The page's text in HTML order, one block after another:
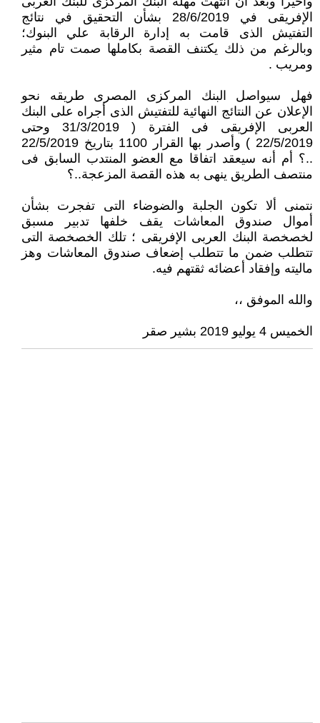
الإفريقى في 28/6/2019 بشأن التحقيق في نتائج
التفتيش الذى قامت به إدارة الرقابة علي البنوك؛
وبالرغم من ذلك يكتنف القصة بكاملها صمت تام مثير
ومريب .
فهل سيواصل البنك المركزى المصرى طريقه نحو
الإعلان عن النتائج النهائية للتفتيش الذى أجراه على البنك
العربى الإفريقى فى الفترة ( 31/3/2019 وحتى
22/5/2019 ) وأصدر بها القرار 1100 بتاريخ 22/5/2019
..؟ أم أنه سيعقد اتفاقا مع العضو المنتدب السابق فى
منتصف الطريق ينهى به هذه القصة المزعجة..؟
نتمنى ألا تكون الجلبة والضوضاء التى تفجرت بشأن
أموال صندوق المعاشات يقف خلفها تدبير مسبق
لخصخصة البنك العربى الإفريقى ؛ تلك الخصخصة التى
تتطلب ضمن ما تتطلب إضعاف صندوق المعاشات وهز
ماليته وإفقاد أعضائه ثقتهم فيه.
والله الموفق ،،
الخميس 4 يوليو 2019 بشير صقر